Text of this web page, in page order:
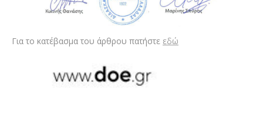
Για το κατέβασμα του άρθρου πατήστε εδώ